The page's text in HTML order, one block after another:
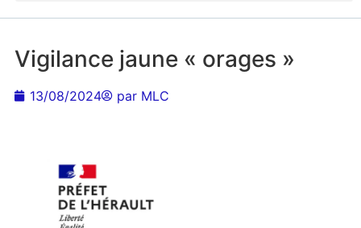
Vigilance jaune « orages »
13/08/2024 parMLC